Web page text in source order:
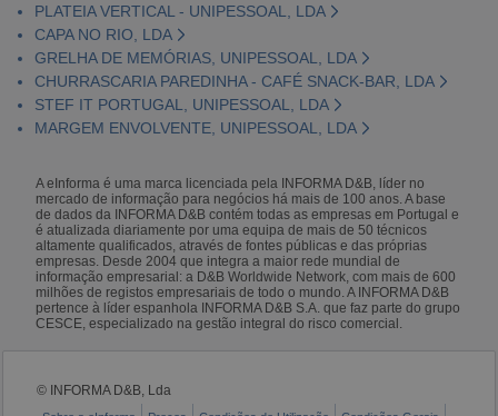
PLATEIA VERTICAL - UNIPESSOAL, LDA
CAPA NO RIO, LDA
GRELHA DE MEMÓRIAS, UNIPESSOAL, LDA
CHURRASCARIA PAREDINHA - CAFÉ SNACK-BAR, LDA
STEF IT PORTUGAL, UNIPESSOAL, LDA
MARGEM ENVOLVENTE, UNIPESSOAL, LDA
A eInforma é uma marca licenciada pela INFORMA D&B, líder no
mercado de informação para negócios há mais de 100 anos. A base
de dados da INFORMA D&B contém todas as empresas em Portugal e
é atualizada diariamente por uma equipa de mais de 50 técnicos
altamente qualificados, através de fontes públicas e das próprias
empresas. Desde 2004 que integra a maior rede mundial de
informação empresarial: a D&B Worldwide Network, com mais de 600
milhões de registos empresariais de todo o mundo. A INFORMA D&B
pertence à líder espanhola INFORMA D&B S.A. que faz parte do grupo
CESCE, especializado na gestão integral do risco comercial.
© INFORMA D&B, Lda